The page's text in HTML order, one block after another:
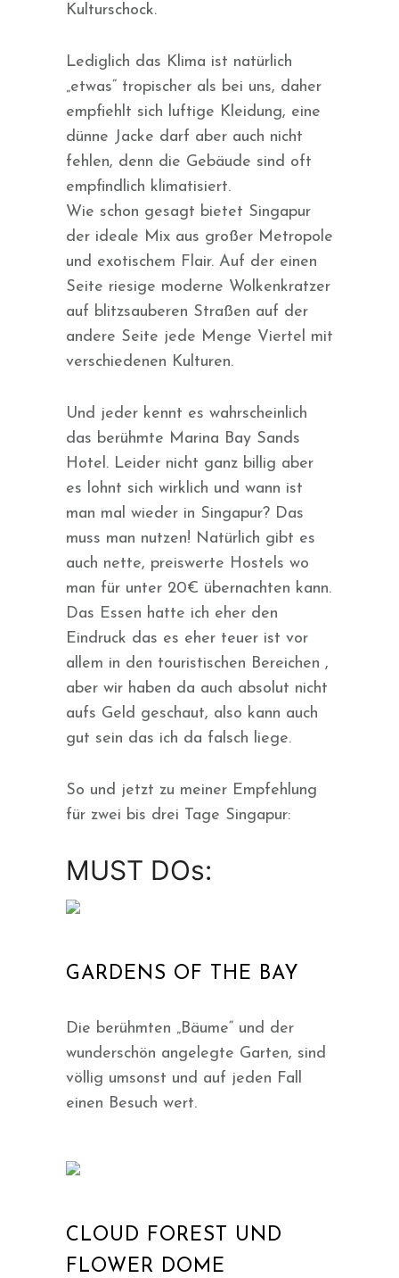
Kulturschock.
Lediglich das Klima ist natürlich
„etwas“ tropischer als bei uns, daher
empfiehlt sich luftige Kleidung, eine
dünne Jacke darf aber auch nicht
fehlen, denn die Gebäude sind oft
empfindlich klimatisiert.
Wie schon gesagt bietet Singapur
der ideale Mix aus großer Metropole
und exotischem Flair. Auf der einen
Seite riesige moderne Wolkenkratzer
auf blitzsauberen Straßen auf der
andere Seite jede Menge Viertel mit
verschiedenen Kulturen.
Und jeder kennt es wahrscheinlich
das berühmte Marina Bay Sands
Hotel. Leider nicht ganz billig aber
es lohnt sich wirklich und wann ist
man mal wieder in Singapur? Das
muss man nutzen! Natürlich gibt es
auch nette, preiswerte Hostels wo
man für unter 20€ übernachten kann.
Das Essen hatte ich eher den
Eindruck das es eher teuer ist vor
allem in den touristischen Bereichen ,
aber wir haben da auch absolut nicht
aufs Geld geschaut, also kann auch
gut sein das ich da falsch liege.
So und jetzt zu meiner Empfehlung
für zwei bis drei Tage Singapur:
MUST DOs:
GARDENS OF THE BAY
Die berühmten „Bäume“ und der
wunderschön angelegte Garten, sind
völlig umsonst und auf jeden Fall
einen Besuch wert.
CLOUD FOREST UND
FLOWER DOME